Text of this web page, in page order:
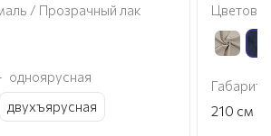
/ Прозрачный лак
одноярусная
двухъярусная
Габариты
210 см